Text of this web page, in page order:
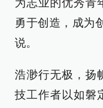
为志业的优秀青
勇于创造，成为
说。
浩渺行无极，扬
技工作者以如磐